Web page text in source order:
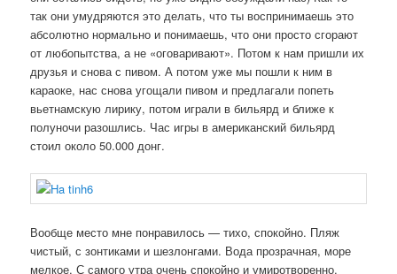
так они умудряются это делать, что ты воспринимаешь это
абсолютно нормально и понимаешь, что они просто сгорают
от любопытства, а не «оговаривают». Потом к нам пришли их
друзья и снова с пивом. А потом уже мы пошли к ним в
караоке, нас снова угощали пивом и предлагали попеть
вьетнамскую лирику, потом играли в бильярд и ближе к
полуночи разошлись. Час игры в американский бильярд
стоил около 50.000 донг.
Вообще место мне понравилось — тихо, спокойно. Пляж
чистый, с зонтиками и шезлонгами. Вода прозрачная, море
мелкое. С самого утра очень спокойно и умиротворенно.